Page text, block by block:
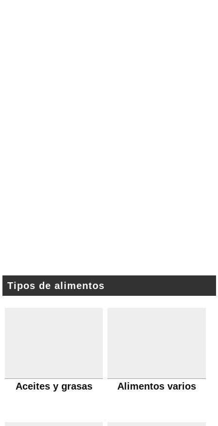
Tipos de alimentos
Aceites y grasas Alimentos varios